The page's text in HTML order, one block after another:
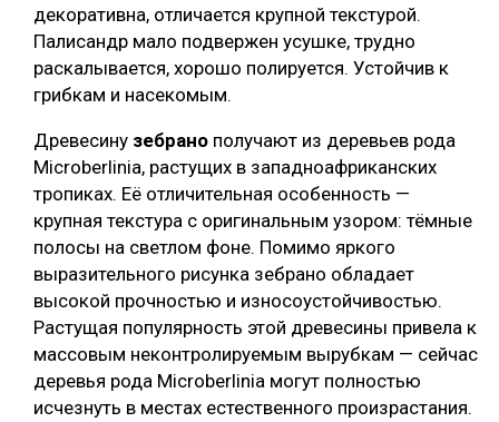
декоративна, отличается крупной текстурой.
Палисандр мало подвержен усушке, трудно
раскалывается, хорошо полируется. Устойчив к
грибкам и насекомым.
Древесину зебрано получают из деревьев рода
Microberlinia, растущих в западноафриканских
тропиках. Её отличительная особенность —
крупная текстура с оригинальным узором: тёмные
полосы на светлом фоне. Помимо яркого
выразительного рисунка зебрано обладает
высокой прочностью и износоустойчивостью.
Растущая популярность этой древесины привела к
массовым неконтролируемым вырубкам — сейчас
деревья рода Microberlinia могут полностью
исчезнуть в местах естественного произрастания.